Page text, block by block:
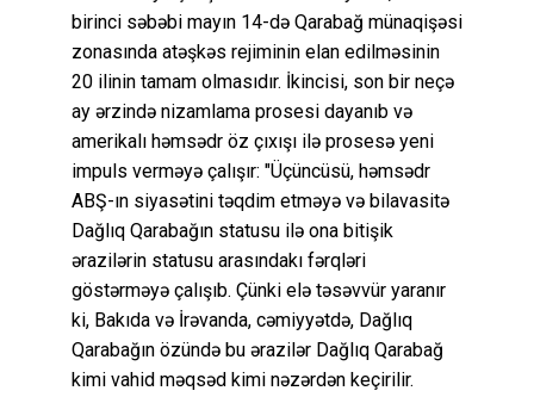
birinci səbəbi mayın 14-də Qarabağ münaqişəsi
zonasında atəşkəs rejiminin elan edilməsinin
20 ilinin tamam olmasıdır. İkincisi, son bir neçə
ay ərzində nizamlama prosesi dayanıb və
amerikalı həmsədr öz çıxışı ilə prosesə yeni
impuls verməyə çalışır: "Üçüncüsü, həmsədr
ABŞ-ın siyasətini təqdim etməyə və bilavasitə
Dağlıq Qarabağın statusu ilə ona bitişik
ərazilərin statusu arasındakı fərqləri
göstərməyə çalışıb. Çünki elə təsəvvür yaranır
ki, Bakıda və İrəvanda, cəmiyyətdə, Dağlıq
Qarabağın özündə bu ərazilər Dağlıq Qarabağ
kimi vahid məqsəd kimi nəzərdən keçirilir.